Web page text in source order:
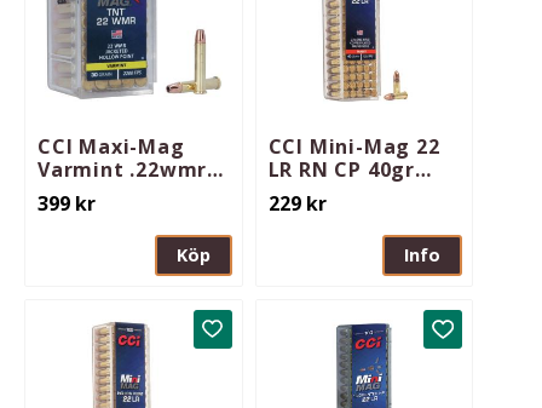
CCI Maxi-Mag
Varmint .22wmr
TNT Jacketed HP
30gr 50st/ask
399 kr
Köp
CCI Mini-Mag 22
LR RN CP 40gr
Target
229kr
Info
Lägg till i favoriter Lägg till i